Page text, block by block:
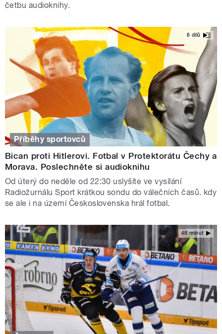
četbu audioknihy.
6 dílů
Příběhy sportovců
Bican proti Hitlerovi. Fotbal v Protektorátu Čechy a
Morava. Poslechněte si audioknihu
Od úterý do neděle od 22:30 uslyšíte ve vysílání
Radiožurnálu Sport krátkou sondu do válečních časů. kdy
se ale i na území Československa hrál fotbal.
48 minut